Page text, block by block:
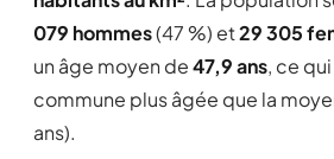
079 hommes(47 %) et29 305
un âge moyen de47,9 ans, ce
commune plus âgée que la
ans).